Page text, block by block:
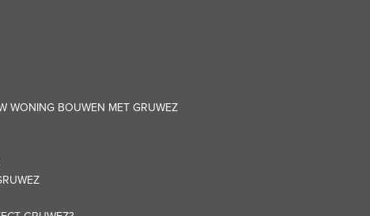
WONING BOUWEN MET GRUWEZ